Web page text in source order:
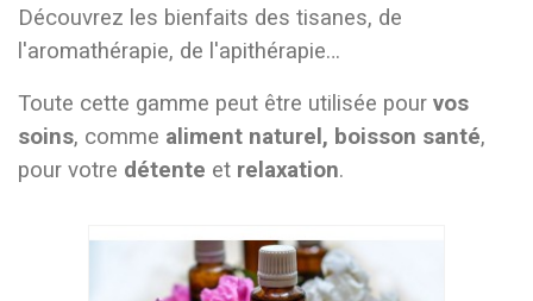
Découvrez les bienfaits des tisanes, de
l'aromathérapie, de l'apithérapie…
Toute cette gamme peut être utilisée pour vos
soins, comme aliment naturel, boisson santé,
pour votre détente et relaxation.